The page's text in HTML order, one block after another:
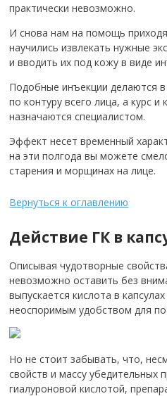
практически невозможно.
И снова нам на помощь
научились извлекать нужные
и вводить их под кожу в виде
Подобные инъекции делаются
по контуру всего лица, а курс и
назначаются специалистом.
Эффект несет временный
на эти полгода вы можете
старения и морщинах на лице.
Вернуться к оглавлению
Действие ГК в
Описывая чудотворные
невозможно оставить без
выпускается кислота в
неоспоримым удобством для
Но не стоит забывать, что,
свойств и массу убедительных
гиалуроновой кислотой,